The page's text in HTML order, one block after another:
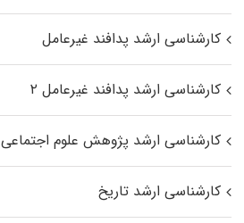
کارشناسی ارشد پدافند غیرعامل
کارشناسی ارشد پدافند غیرعامل ۲
کارشناسی ارشد پژوهش علوم اجتماعی
کارشناسی ارشد تاریخ